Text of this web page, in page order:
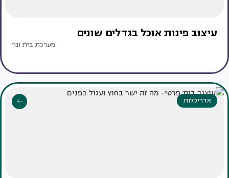
עיצוב פינות אוכל בגדלים שונים
מערכת בית ונוי
אדריכלות